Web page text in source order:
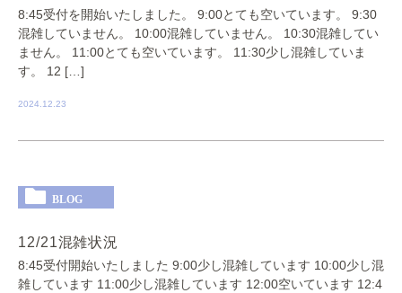
8:45受付を開始いたしました。 9:00とても空いています。 9:30
混雑していません。 10:00混雑していません。 10:30混雑してい
ません。 11:00とても空いています。 11:30少し混雑していま
す。 12 […]
2024.12.23
BLOG
12/21混雑状況
8:45受付開始いたしました 9:00少し混雑しています 10:00少し混
雑しています 11:00少し混雑しています 12:00空いています 12:4